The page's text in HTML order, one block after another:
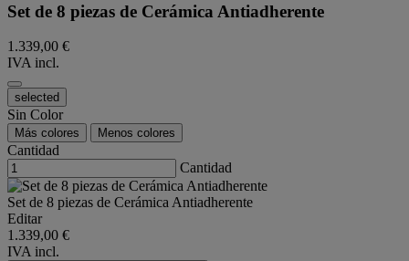
Set de 8 piezas de Cerámica Antiadherente
1.339,00 €
IVA incl.
selected
Sin Color
Más colores Menos colores
Cantidad
Cantidad
Set de 8 piezas de Cerámica Antiadherente
Editar
1.339,00 €
IVA incl.